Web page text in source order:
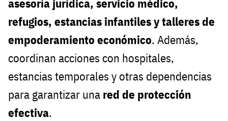
asesoría jurídica, servicio médico,
refugios, estancias infantiles y talleres de
empoderamiento económico. Además,
coordinan acciones con hospitales,
estancias temporales y otras dependencias
para garantizar una red de protección
efectiva.